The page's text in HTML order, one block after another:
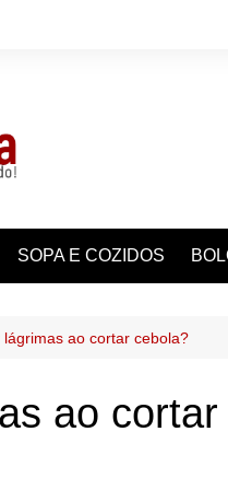
SOPA E COZIDOS
ao cortar cebola?
ao